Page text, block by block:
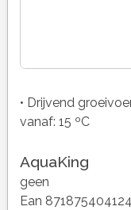
• Drijvend
vanaf: 15 ºC
AquaKing
geen
Ean